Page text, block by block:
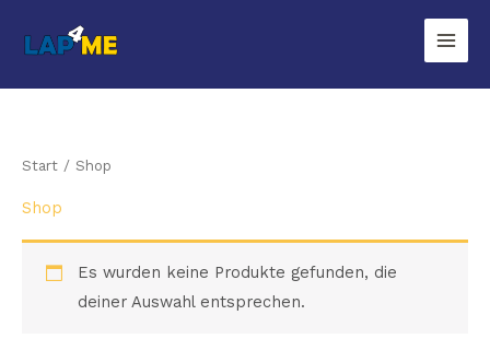
Inhalt
Start / Shop
Shop
Es wurden keine Produkte gefunden, die
deiner Auswahl entsprechen.